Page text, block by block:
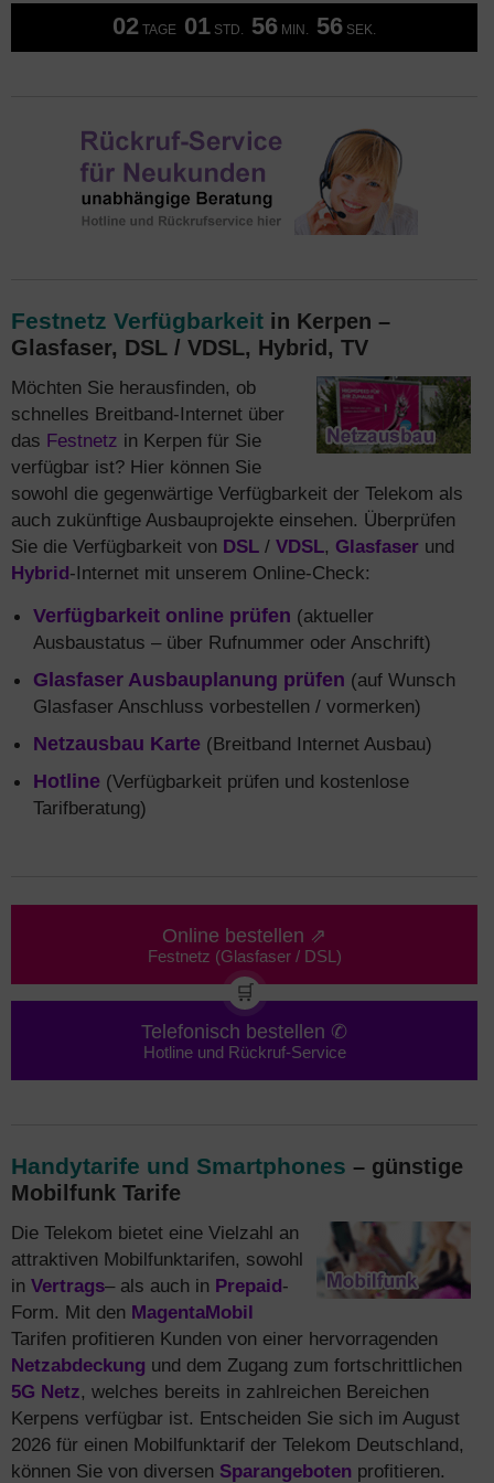
02 TAGE 01 STD. 56 MIN. 56 SEK.
Festnetz Verfügbarkeit in Kerpen –
Glasfaser, DSL / VDSL, Hybrid, TV
Möchten Sie herausfinden, ob
schnelles Breitband-Internet über
das Festnetz in Kerpen für Sie
verfügbar ist? Hier können Sie
sowohl die gegenwärtige Verfügbarkeit der Telekom als
auch zukünftige Ausbauprojekte einsehen. Überprüfen
Sie die Verfügbarkeit von DSL / VDSL, Glasfaser und
Hybrid-Internet mit unserem Online-Check:
Verfügbarkeit online prüfen (aktueller
Ausbaustatus – über Rufnummer oder Anschrift)
Glasfaser Ausbauplanung prüfen (auf Wunsch
Glasfaser Anschluss vorbestellen / vormerken)
Netzausbau Karte (Breitband Internet Ausbau)
Hotline (Verfügbarkeit prüfen und kostenlose
Tarifberatung)
Online bestellen ⇗
Festnetz (Glasfaser / DSL)
🛒
Telefonisch bestellen ✆
Hotline und Rückruf-Service
Handytarife und Smartphones – günstige
Mobilfunk Tarife
Die Telekom bietet eine Vielzahl an
attraktiven Mobilfunktarifen, sowohl
in Vertrags– als auch in Prepaid-
Form. Mit den MagentaMobil
Tarifen profitieren Kunden von einer hervorragenden
Netzabdeckung und dem Zugang zum fortschrittlichen
5G Netz, welches bereits in zahlreichen Bereichen
Kerpens verfügbar ist. Entscheiden Sie sich im August
2026 für einen Mobilfunktarif der Telekom Deutschland,
können Sie von diversen Sparangeboten profitieren.